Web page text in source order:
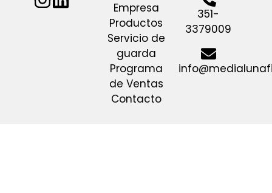
Empresa
Productos
Servicio de
guarda
Programa
de Ventas
Contacto
351-
3379009